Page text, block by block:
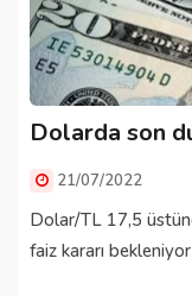
Dolarda son
21/07/2022
Dolar/TL 17,5
faiz kararı bekleniyor